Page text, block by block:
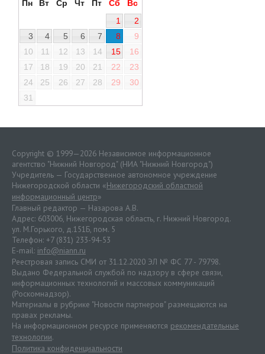
Пн Вт Ср Чт Пт Сб
Вс
1
2
3
4 5 6 7 8
9
10
11 12 13 14 15
16
17
18 19 20 21 22
23
24
25 26 27 28 29
30
31
Copyright © 1999—2026 Независимое информационное
агентство "Нижний Новгород" (НИА "Нижний Новгород")
Учредитель — Государственное автономное учреждение
Нижегородской области «Нижегородский областной
информационный центр»
Главный редактор — Назарова А.В.
Адрес: 603006, Нижегородская область, г. Нижний Новгород.
ул. М.Горького, д.151Б, пом. 5
Телефон: +7 (831) 233-94-53
E-mail: info@niann.ru
Реестровая запись СМИ от 31.12.2020 ЭЛ № ФС 77 - 79798.
Выдано Федеральной службой по надзору в сфере связи,
информационных технологий и массовых коммуникаций
(Роскомнадзор).
Материалы в рубрике "Новости партнеров" размещаются на
правах рекламы.
На информационном ресурсе применяются рекомендательные
технологии.
Политика конфиденциальности